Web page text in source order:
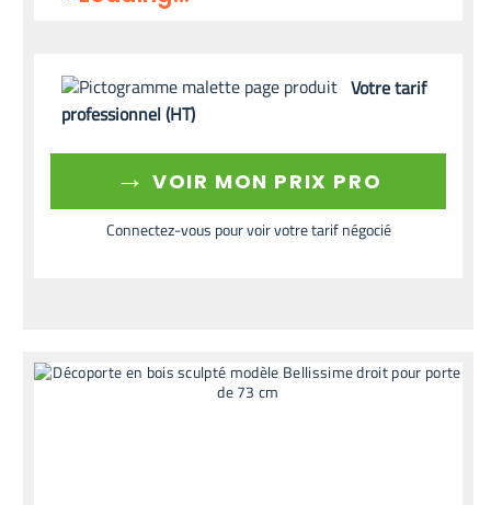
Votre tarif
professionnel (HT)
→ VOIR MON PRIX PRO
Connectez-vous pour voir votre tarif négocié